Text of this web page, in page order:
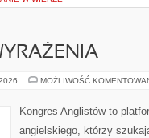
MOŻLIWOŚĆ
Kongres Anglistów to
angielskiego, którzy